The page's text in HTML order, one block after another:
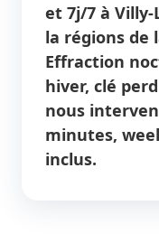
et 7j/7 à
la régions de
Effraction
hiver, clé
nous
minutes,
inclus.